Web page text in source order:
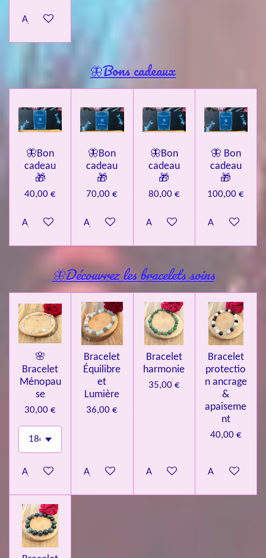
Ajouter au panier
🦋Bons cadeaux
🦋Bon
cadeau
🎁
40,00 €
Ajouter au panier
🦋Bon
cadeau
🎁
70,00 €
Ajouter au panier
🦋Bon
cadeau
🎁
80,00 €
Ajouter au panier
🦋 Bon
cadeau
🎁
100,00 €
Ajouter au
🦋Découvrez les bracelets soins
🌸
Bracelet
Ménopau
se
30,00 €
Ajouter au panier
Bracelet
Équilibre
et
Lumière
36,00 €
Ajouter au panier
Bracelet
harmonie
35,00 €
Ajouter au panier
Bracelet
protectio
n ancrage
&
apaiseme
nt
40,00 €
Ajouter au